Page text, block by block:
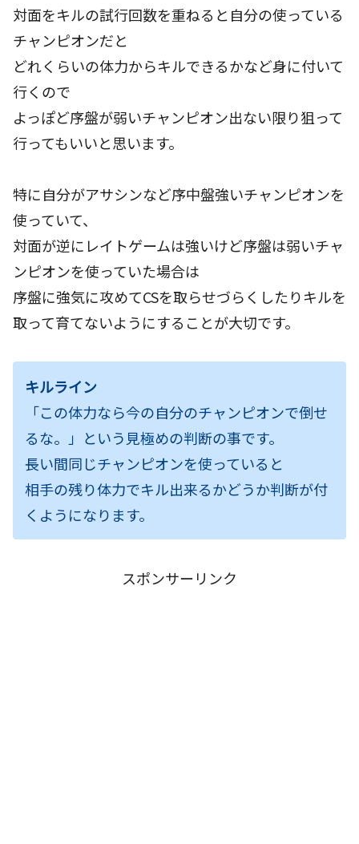
対面をキルの試行回数を重ねると自分の使っている
チャンピオンだと
どれくらいの体力からキルできるかなど身に付いて
行くので
よっぽど序盤が弱いチャンピオン出ない限り狙って
行ってもいいと思います。
特に自分がアサシンなど序中盤強いチャンピオンを
使っていて、
対面が逆にレイトゲームは強いけど序盤は弱いチャ
ンピオンを使っていた場合は
序盤に強気に攻めてCSを取らせづらくしたりキルを
取って育てないようにすることが大切です。
キルライン
「この体力なら今の自分のチャンピオンで倒せ
るな。」という見極めの判断の事です。
長い間同じチャンピオンを使っていると
相手の残り体力でキル出来るかどうか判断が付
くようになります。
スポンサーリンク